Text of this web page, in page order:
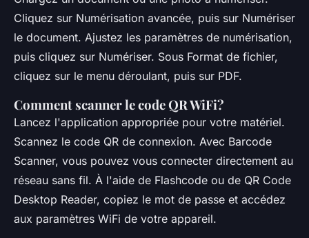
Cliquez sur Numérisation avancée, puis sur Numériser
le document. Ajustez les paramètres de numérisation,
puis cliquez sur Numériser. Sous Format de fichier,
cliquez sur le menu déroulant, puis sur PDF.
Comment scanner le code QR WiFi?
Lancez l'application appropriée pour votre matériel.
Scannez le code QR de connexion. Avec Barcode
Scanner, vous pouvez vous connecter directement au
réseau sans fil. À l'aide de Flashcode ou de QR Code
Desktop Reader, copiez le mot de passe et accédez
aux paramètres WiFi de votre appareil.